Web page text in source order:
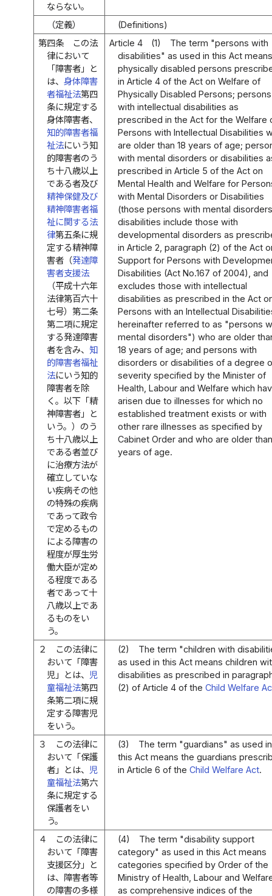
ならない。
（定義）
(Definitions)
第四条
この法
律において
「障害者」と
は、身体障害
者福祉法第四
条に規定する
身体障害者、
知的障害者福
祉法にいう知
的障害者のう
ち十八歳以上
である者及び
精神保健及び
精神障害者福
祉に関する法
律第五条に規
定する精神障
害者（発達障
害者支援法
（平成十六年
法律第百六十
七号）第二条
第二項に規定
する発達障害
者を含み、 知
的障害者福祉
法にいう知的
障害者を除
く。以下「精
神障害者」と
いう。）のう
ち十八歳以上
である者並び
に治療方法が
確立していな
い疾病その他
の特殊の疾病
であって政令
で定めるもの
による障害の
程度が厚生労
働大臣が定め
る程度である
者であって十
八歳以上であ
るものをい
う。
Article 4 (1)
The term "persons with
disabilities" as used in this Act
physically disabled persons
in Article 4 of the Act on Welfare of
Physically Disabled Persons; persons
with intellectual disabilities as
prescribed in the Act for the Welfare
Persons with Intellectual Disabilities
are older than 18 years of age;
with mental disorders or disabilities
prescribed in Article 5 of the Act on
Mental Health and Welfare for
with Mental Disorders or Disabilities
(those persons with mental
disabilities include those with
developmental disorders as
in Article 2, paragraph (2) of the Act
Support for Persons with
Disabilities (Act No.167 of 2004), and
excludes those with intellectual
disabilities as prescribed in the Act
Persons with an Intellectual
hereinafter referred to as "persons
mental disorders") who are older
18 years of age; and persons with
disorders or disabilities of a degree
severity specified by the Minister of
Health, Labour and Welfare which
arisen due to illnesses for which no
established treatment exists or with
other rare illnesses as specified by
Cabinet Order and who are older
years of age.
２
この法律に
おいて「障害
児」とは、 児
童福祉法第四
条第二項に規
定する障害児
をいう。
(2)
The term "children with
as used in this Act means children
disabilities as prescribed in
(2) of Article 4 of theChild Welfare
３
この法律に
おいて「保護
者」とは、 児
童福祉法第六
条に規定する
保護者をい
う。
(3)
The term "guardians" as used in
this Act means the guardians
in Article 6 of theChild Welfare Act.
４
この法律に
おいて「障害
支援区分」と
は、障害者等
の障害の多様
(4)
The term "disability support
category" as used in this Act means
categories specified by Order of the
Ministry of Health, Labour and
as comprehensive indices of the